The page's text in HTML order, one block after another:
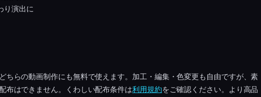
り演出に
ちらの動画制作にも無料で使えます。加工・編集・色変更も自由ですが、素
布はできません。くわしい配布条件は利用規約をご確認ください。より高品